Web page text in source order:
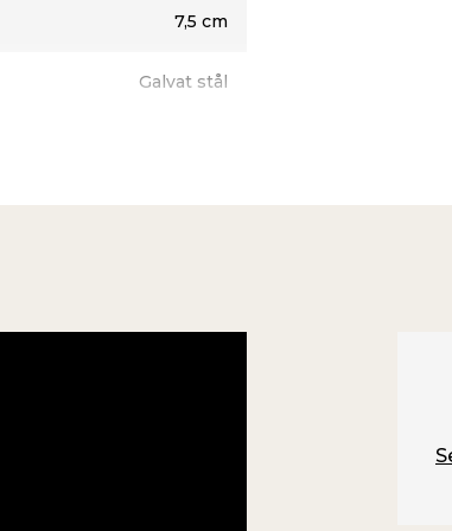
därför kompletteras
7,5 cm
Galvat stål